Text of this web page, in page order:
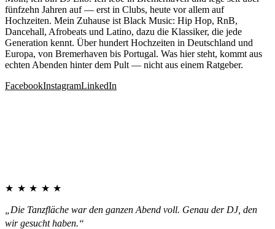
fünfzehn Jahren auf — erst in Clubs, heute vor allem auf
Hochzeiten. Mein Zuhause ist Black Music: Hip Hop, RnB,
Dancehall, Afrobeats und Latino, dazu die Klassiker, die jede
Generation kennt. Über hundert Hochzeiten in Deutschland und
Europa, von Bremerhaven bis Portugal. Was hier steht, kommt aus
echten Abenden hinter dem Pult — nicht aus einem Ratgeber.
FacebookInstagramLinkedIn
★★★★★
„Die Tanzfläche war den ganzen Abend voll. Genau der DJ, den
wir gesucht haben.“